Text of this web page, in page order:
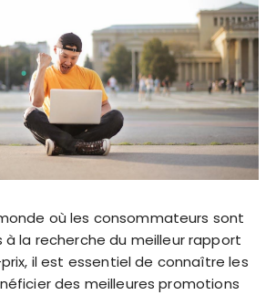
où les consommateurs sont
à la recherche du meilleur rapport
il est essentiel de connaître les
des meilleures promotions